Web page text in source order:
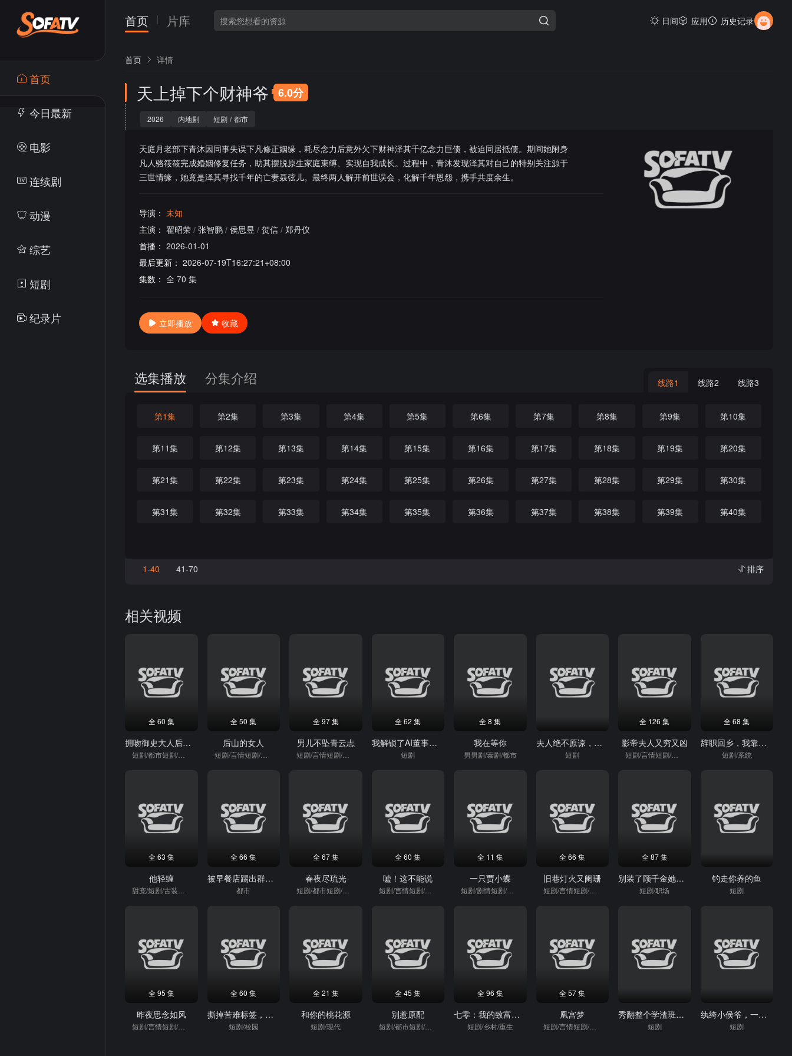
首页
今日最新
电影
连续剧
动漫
综艺
短剧
纪录片
首页 片库 日间 应用 历史记录
首页 详情
天上掉下个财神爷 6.0分
2026 内地剧 短剧 / 都市
天庭月老部下青沐因同事失误下凡修正姻缘，耗尽念力后意外欠下财神泽其千亿念力巨债，被迫同居抵债。期间她附身
凡人骆筱筱完成婚姻修复任务，助其摆脱原生家庭束缚、实现自我成长。过程中，青沐发现泽其对自己的特别关注源于
三世情缘，她竟是泽其寻找千年的亡妻聂弦儿。最终两人解开前世误会，化解千年恩怨，携手共度余生。
导演： 未知
主演： 翟昭荣 / 张智鹏 / 侯思昱 / 贺信 / 郑丹仪
首播： 2026-01-01
最后更新： 2026-07-19T16:27:21+08:00
集数： 全 70 集
立即播放 收藏
选集播放 分集介绍 线路1 线路2 线路3
第1集 第2集 第3集 第4集 第5集 第6集 第7集 第8集 第9集 第10集
第11集 第12集 第13集 第14集 第15集 第16集 第17集 第18集 第19集 第20集
第21集 第22集 第23集 第24集 第25集 第26集 第27集 第28集 第29集 第30集
第31集 第32集 第33集 第34集 第35集 第36集 第37集 第38集 第39集 第40集
1-40 41-70 排序
相关视频
全 60 集
拥吻御史大人后我拥有读心术
短剧/都市短剧/重生
全 50 集
后山的女人
短剧/言情短剧/逆袭
全 97 集
男儿不坠青云志
短剧/言情短剧/逆袭
全 62 集
我解锁了AI董事长（62集）李永鑫＆杨子愉
短剧
全 8 集
我在等你
男男剧/泰剧/都市
夫人绝不原谅，高冷渣夫失控了
短剧
全 126 集
影帝夫人又穷又凶
短剧/言情短剧/逆袭
全 68 集
辞职回乡，我靠草药系统日入过万
短剧/系统
全 63 集
他轻缠
全 66 集
被早餐店踢出群后，我把整层楼订单给了隔壁
都市
全 67 集
春夜尽琉光
短剧/都市短剧/重生
全 60 集
嘘！这不能说
短剧/言情短剧/逆袭
全 11 集
一只贾小蝶
短剧/剧情短剧/逆袭
全 66 集
旧巷灯火又阑珊
短剧/言情短剧/逆袭
全 87 集
别装了顾千金她在线打假
短剧/职场
钓走你养的鱼
短剧
全 95 集
昨夜思念如风
短剧/言情短剧/逆袭
全 60 集
撕掉苦难标签，林家千金她不好惹
短剧/校园
全 21 集
和你的桃花源
短剧/现代
全 45 集
别惹原配
短剧/都市短剧/重生
全 96 集
七零：我的致富路，自己走
短剧/乡村/重生
全 57 集
凰宫梦
短剧/言情短剧/逆袭
秀翻整个学渣班！你管这叫班主任
短剧
纨绔小侯爷，一朝觉醒君临天下
短剧